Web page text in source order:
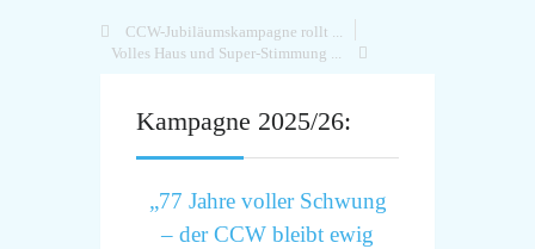
CCW-Jubiläumskampagne rollt ...
Volles Haus und Super-Stimmung ...
Kampagne 2025/26:
„77 Jahre voller Schwung
– der CCW bleibt ewig